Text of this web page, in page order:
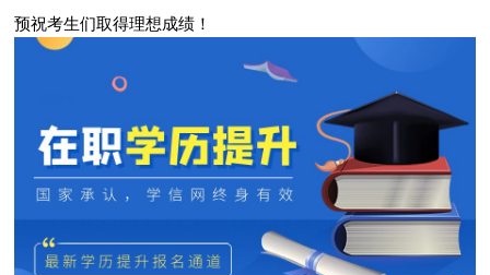
预祝考生们取得理想成绩！